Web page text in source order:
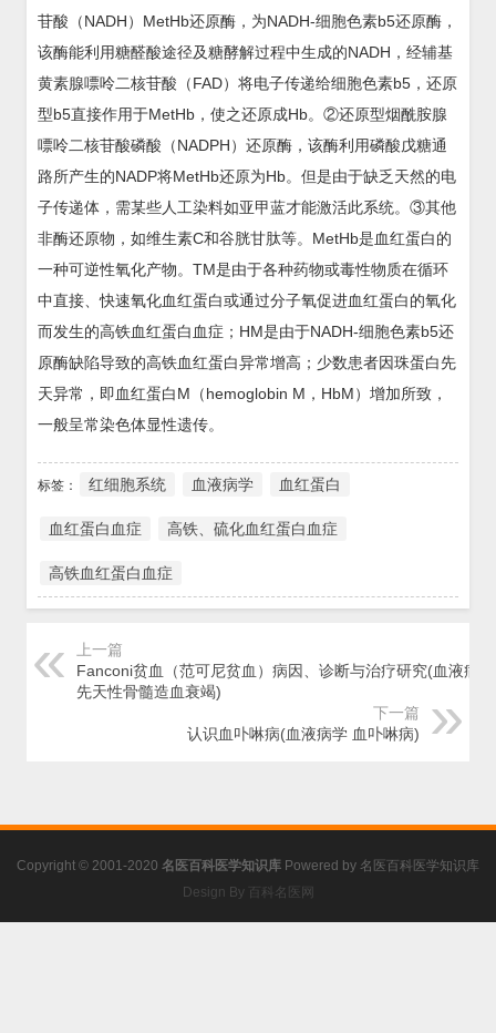
苷酸（NADH）MetHb还原酶，为NADH-细胞色素b5还原酶，
该酶能利用糖醛酸途径及糖酵解过程中生成的NADH，经辅基
黄素腺嘌呤二核苷酸（FAD）将电子传递给细胞色素b5，还原
型b5直接作用于MetHb，使之还原成Hb。②还原型烟酰胺腺
嘌呤二核苷酸磷酸（NADPH）还原酶，该酶利用磷酸戊糖通
路所产生的NADP将MetHb还原为Hb。但是由于缺乏天然的电
子传递体，需某些人工染料如亚甲蓝才能激活此系统。③其他
非酶还原物，如维生素C和谷胱甘肽等。MetHb是血红蛋白的
一种可逆性氧化产物。TM是由于各种药物或毒性物质在循环
中直接、快速氧化血红蛋白或通过分子氧促进血红蛋白的氧化
而发生的高铁血红蛋白血症；HM是由于NADH-细胞色素b5还
原酶缺陷导致的高铁血红蛋白异常增高；少数患者因珠蛋白先
天异常，即血红蛋白M（hemoglobin M，HbM）增加所致，
一般呈常染色体显性遗传。
标签： 红细胞系统 血液病学 血红蛋白
血红蛋白血症 高铁、硫化血红蛋白血症
高铁血红蛋白血症
上一篇
Fanconi贫血（范可尼贫血）病因、诊断与治疗研究(血液病学
先天性骨髓造血衰竭)
下一篇
认识血卟啉病(血液病学 血卟啉病)
Copyright © 2001-2020 名医百科医学知识库 Powered by 名医百科医学知识库
Design By 百科名医网